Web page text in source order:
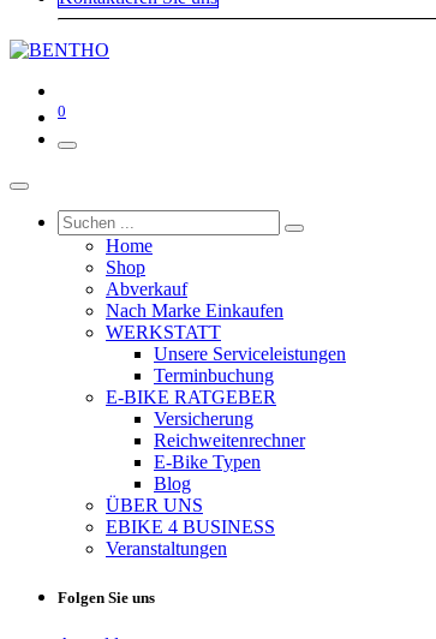
0
Home
Shop
Abverkauf
Nach Marke Einkaufen
WERKSTATT
Unsere Serviceleistungen
Terminbuchung
E-BIKE RATGEBER
Versicherung
Reichweitenrechner
E-Bike Typen
Blog
ÜBER UNS
EBIKE 4 BUSINESS
Veranstaltungen
Folgen Sie uns